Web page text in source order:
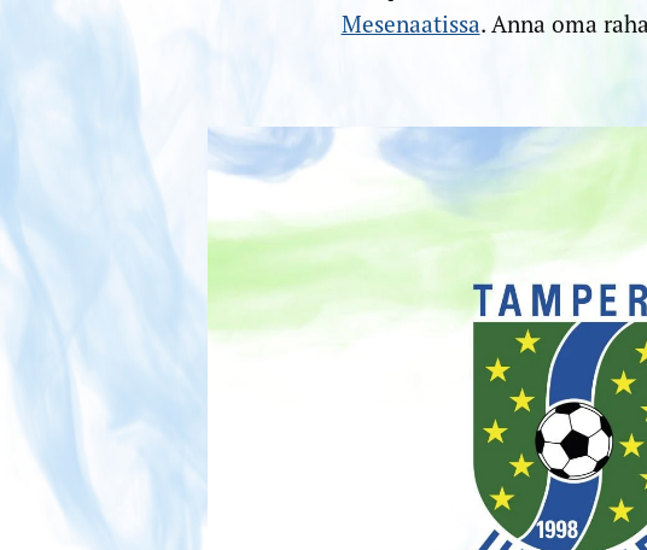
Mesenaatissa. Anna oma